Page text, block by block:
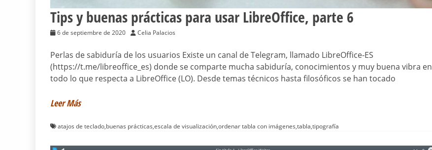
Tips y buenas prácticas para usar LibreOffice, parte 6
6 de septiembre de 2020 Celia Palacios
Perlas de sabiduría de los usuarios Existe un canal de Telegram, llamado LibreOffice-ES
(https://t.me/libreoffice_es) donde se comparte mucha sabiduría, conocimientos y muy buena vibra en
todo lo que respecta a LibreOffice (LO). Desde temas técnicos hasta filosóficos se han tocado
Leer Más
atajos de teclado,buenas prácticas,escala de visualización,ordenar tabla con imágenes,tabla,tipografía